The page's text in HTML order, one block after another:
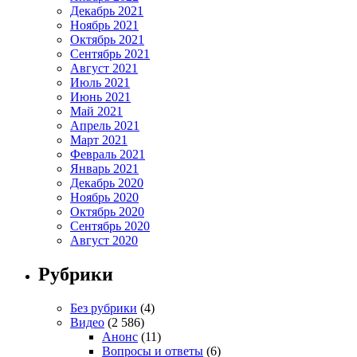
Декабрь 2021
Ноябрь 2021
Октябрь 2021
Сентябрь 2021
Август 2021
Июль 2021
Июнь 2021
Май 2021
Апрель 2021
Март 2021
Февраль 2021
Январь 2021
Декабрь 2020
Ноябрь 2020
Октябрь 2020
Сентябрь 2020
Август 2020
Рубрики
Без рубрики (4)
Видео (2 586)
Анонс (11)
Вопросы и ответы (6)